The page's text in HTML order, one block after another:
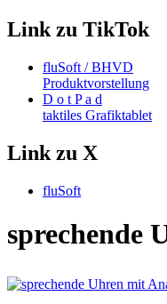
Link zu TikTok
fluSoft / BHVD
Produktvorstellung
D o t P a d
taktiles Grafiktablet
Link zu X
fluSoft
sprechende